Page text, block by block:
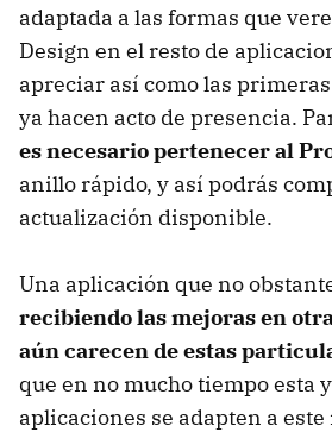
adaptada a las formas que
Design en el resto de
apreciar así como las
ya hacen acto de presencia.
es necesario pertenecer al
anillo rápido, y así podrás
actualización disponible.
Una aplicación que no
recibiendo las mejoras en
aún carecen de estas
que en no mucho tiempo esta
aplicaciones se adapten a